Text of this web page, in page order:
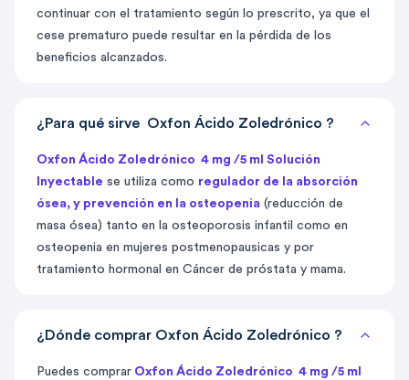
continuar con el tratamiento según lo prescrito, ya que el
cese prematuro puede resultar en la pérdida de los
beneficios alcanzados.
¿Para qué sirve Oxfon Ácido Zoledrónico ?
Oxfon Ácido Zoledrónico 4 mg /5 ml Solución
Inyectable se utiliza como regulador de la absorción
ósea, y prevención en la osteopenia (reducción de
masa ósea) tanto en la osteoporosis infantil como en
osteopenia en mujeres postmenopausicas y por
tratamiento hormonal en Cáncer de próstata y mama.
¿Dónde comprar Oxfon Ácido Zoledrónico ?
Puedes comprar Oxfon Ácido Zoledrónico 4 mg /5 ml